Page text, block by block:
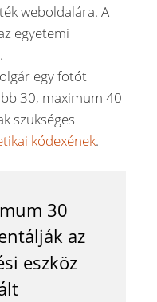
weboldalára. A
egyetemi
egy fotót
30, maximum 40
szükséges
kódexének.
30
az
eszköz